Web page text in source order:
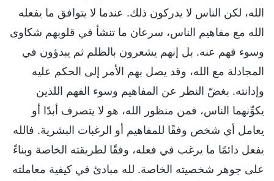
الله، لكن الناس لا يدركون ذلك. عندما لا يتوافق ما يفعله
الله مع مفاهيم الناس، سرعان ما تنشأ في قلوبهم شكاوى
وسوء فهم عنه. بل إنهم يشعرون بالظلم ثم يبدؤون في
المجادلة مع الله، وقد يصل بهم الأمر إلى الحكم عليه
وإدانته. بغضّ النظر عن المفاهيم وسوء الفهم اللذين
يكوِّنهما الناس، فمن منظور الله، هو لا يتصرف أبدًا أو
يعامل أي شخص وفقًا للمفاهيم أو الرغبات البشرية. فالله
يفعل دائمًا ما يرغب في فعله، وفقًا لطريقته الخاصة وبناءً
على جوهر شخصيته الخاصة. لله مبادئ في كيفية معاملته